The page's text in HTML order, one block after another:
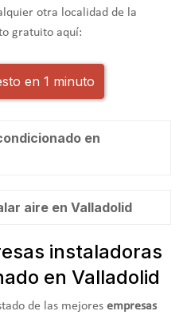
otra localidad de la
gratuito aquí:
en 1 minuto
en
que funciona gracias a
y lo transporta al
la temperatura del local o
así el confort de los
a contar lo que debes
aire en Valladolid
unos precios orientativos
en Valladolid.
factores, como el tipo
instaladoras
en Valladolid
de las mejores empresas